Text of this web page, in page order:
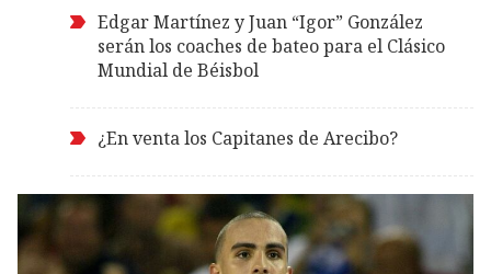
Edgar Martínez y Juan “Igor” González
serán los coaches de bateo para el Clásico
Mundial de Béisbol
¿En venta los Capitanes de Arecibo?